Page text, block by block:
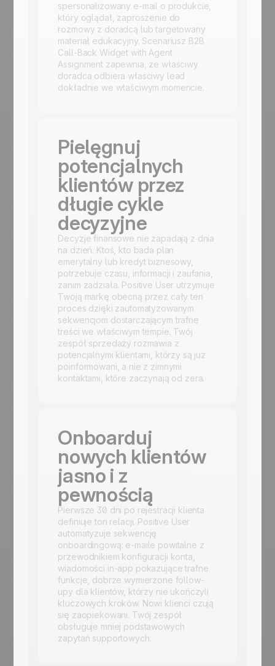
spersonalizowany e-mail o produkcie,
który oglądał, zaproszenie do
rozmowy z doradcą lub targetowany
materiał edukacyjny. Scenariusz B2B
Call-Back Widget with Agent
Assignment zapewnia, że właściwy
doradca odbiera właściwy lead
dokładnie we właściwym momencie.
Pielęgnuj
potencjalnych
klientów przez
długie cykle
decyzyjne
Decyzje finansowe nie zapadają z dnia
na dzień. Ktoś, kto bada plan
emerytalny lub kredyt biznesowy,
potrzebuje czasu, informacji i zaufania,
zanim zadziała. Positive User utrzymuje
Twoją markę obecną przez cały ten
proces dzięki zautomatyzowanym
sekwencjom dostarczającym trafne
treści we właściwym tempie. Twój
zespół sprzedaży rozmawia z
potencjalnymi klientami, którzy są już
poinformowani, a nie z zimnymi
kontaktami, które zaczynają od zera.
Onboarduj
nowych klientów
jasno i z
pewnością
Pierwsze 30 dni po rejestracji klienta
definiuje ton relacji. Positive User
automatyzuje sekwencję
onboardingową: e-maile powitalne z
przewodnikiem konfiguracji konta,
wiadomości in-app pokazujące trafne
funkcje, dobrze wymierzone follow-
upy dla klientów, którzy nie ukończyli
kluczowych kroków. Nowi klienci czują
się zaopiekowani. Twój zespół
obsługuje mniej podstawowych
zapytań supportowych.